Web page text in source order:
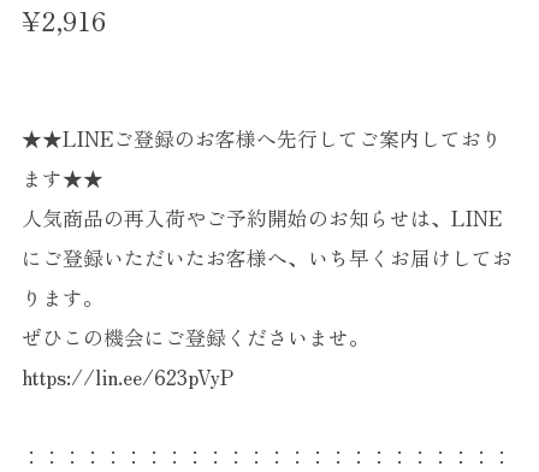
¥2,916
★★LINEご登録のお客様へ先行してご案内しており
ます★★
人気商品の再入荷やご予約開始のお知らせは、LINE
にご登録いただいたお客様へ、いち早くお届けしてお
ります。
ぜひこの機会にご登録くださいませ。
https://lin.ee/623pVyP
：：：：：：：：：：：：：：：：：：：：：：：：